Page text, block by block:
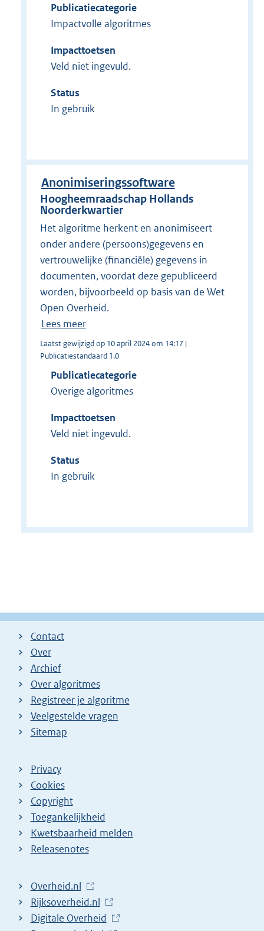
Publicatiecategorie
Impactvolle algoritmes
Impacttoetsen
Veld niet ingevuld.
Status
In gebruik
Anonimiseringssoftware
Hoogheemraadschap Hollands
Noorderkwartier
Het algoritme herkent en anonimiseert
onder andere (persoons)gegevens en
vertrouwelijke (financiële) gegevens in
documenten, voordat deze gepubliceerd
worden, bijvoorbeeld op basis van de Wet
Open Overheid.
Lees meer
Laatst gewijzigd op 10 april 2024 om 14:17 |
Publicatiestandaard 1.0
Publicatiecategorie
Overige algoritmes
Impacttoetsen
Veld niet ingevuld.
Status
In gebruik
Contact
Over
Archief
Over algoritmes
Registreer je algoritme
Veelgestelde vragen
Sitemap
Privacy
Cookies
Copyright
Toegankelijkheid
Kwetsbaarheid melden
Releasenotes
L
i
n
Overheid.nl
L
i
Rijksoverheid.nl
L
Digitale Overheid